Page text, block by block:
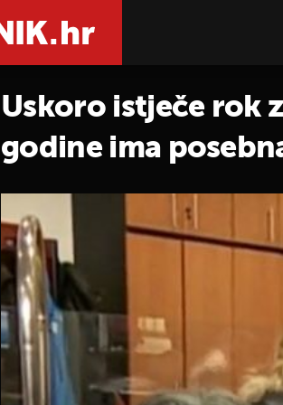
Uskoro istječe rok
godine ima
POGLEDAJ